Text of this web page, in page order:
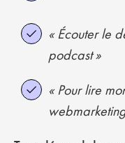
« Écouter le
podcast »
« Pour lire